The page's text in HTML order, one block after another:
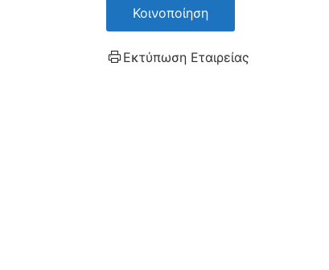
Κοινοποίηση
Εκτύπωση Εταιρείας